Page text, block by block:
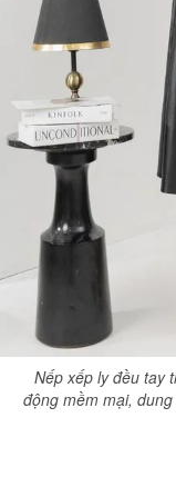
Nếp xếp ly đều tay
động mềm mại,